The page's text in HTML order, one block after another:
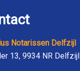
Notarissen Delfzijl
13, 9934 NR Delfzijl